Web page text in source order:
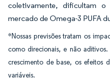
coletivamente, dificultam
mercado de Omega-3 PUFA
*Nossas previsões tratam os
como direcionais, e não
crescimento de base, os efeitos
variáveis.